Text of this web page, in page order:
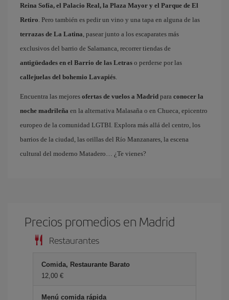
Reina Sofía, el Palacio Real, la Plaza Mayor y el Parque de El
Retiro. Pero también es pedir un vino y una tapa en alguna de las
terrazas de La Latina, pasear junto a los escaparates más
exclusivos del barrio de Salamanca, recorrer tiendas de
antigüedades en el Barrio de las Letras o perderse por las
callejuelas del bohemio Lavapiés.
Encuentra las mejores ofertas de vuelos a Madrid para conocer la
noche madrileña en la alternativa Malasaña o en Chueca, epicentro
europeo de la comunidad LGTBI. Explora más allá del centro, los
barrios de la ciudad, las orillas del Río Manzanares, la escena
cultural del moderno Matadero… ¿Te vienes?
Precios promedios en Madrid
Restaurantes
Comida, Restaurante Barato
12,00 €
Menú comida rápida